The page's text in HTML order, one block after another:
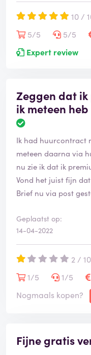
10 /
5/5
5/5
Expert review
Zeggen dat
ik meteen
Ik had huurcontract
meteen daarna via
nu zie ik dat ik
Vond het juist fijn
Brief nu via post
Geplaatst op:
14-04-2022
2 / 10
1/5
1/5
Nogmaals kopen?
Fijne gratis